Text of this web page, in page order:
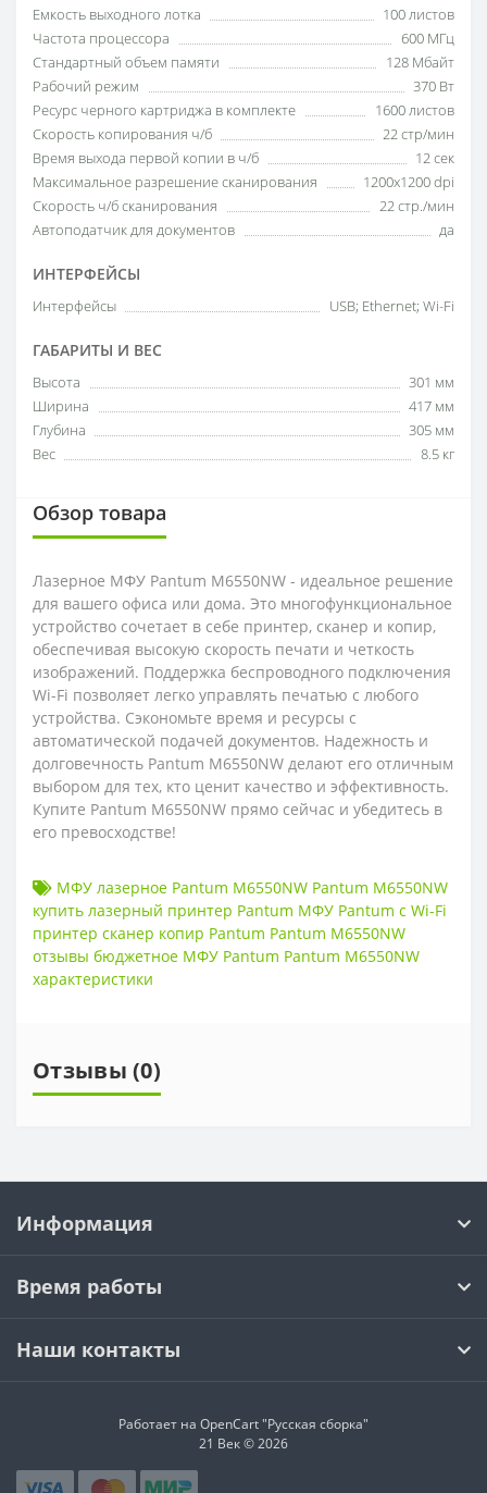
Емкость выходного лотка
100 листов
Частота процессора
600 МГц
Стандартный объем памяти
128 Мбайт
Рабочий режим
370 Вт
Ресурс черного картриджа в комплекте
1600 листов
Скорость копирования ч/б
22 стр/мин
Время выхода первой копии в ч/б
12 сек
Максимальное разрешение сканирования
1200x1200 dpi
Скорость ч/б сканирования
22 стр./мин
Автоподатчик для документов
да
ИНТЕРФЕЙСЫ
Интерфейсы USB; Ethernet; Wi-Fi
ГАБАРИТЫ И ВЕС
Высота
301 мм
Ширина
417 мм
Глубина
305 мм
Вес
8.5 кг
Обзор товара
Лазерное МФУ Pantum M6550NW - идеальное решение
для вашего офиса или дома. Это многофункциональное
устройство сочетает в себе принтер, сканер и копир,
обеспечивая высокую скорость печати и четкость
изображений. Поддержка беспроводного подключения
Wi-Fi позволяет легко управлять печатью с любого
устройства. Сэкономьте время и ресурсы с
автоматической подачей документов. Надежность и
долговечность Pantum M6550NW делают его отличным
выбором для тех, кто ценит качество и эффективность.
Купите Pantum M6550NW прямо сейчас и убедитесь в
его превосходстве!
МФУ лазерное Pantum M6550NW Pantum M6550NW
купить лазерный принтер Pantum МФУ Pantum с Wi-Fi
принтер сканер копир Pantum Pantum M6550NW
отзывы бюджетное МФУ Pantum Pantum M6550NW
характеристики
Отзывы (0)
Информация
Время работы
Наши контакты
Работает на OpenCart "Русская сборка"
21 Век © 2026